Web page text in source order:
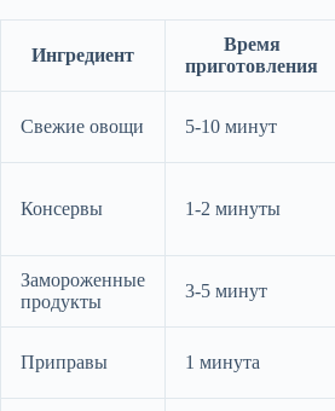
Ингредиент
Время
приготовления
Свежие овощи 5-10 минут
Консервы 1-2 минуты
Замороженные
продукты
3-5 минут
Приправы 1 минута